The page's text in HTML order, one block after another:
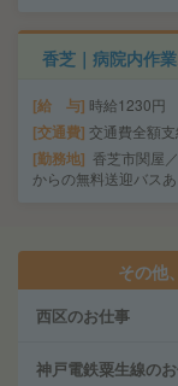
香芝｜病院内作
給 与 時給1230円
交通費 交通費全額
勤務地 香芝市関屋
からの無料送迎バス
その他
西区のお仕事
神戸電鉄粟生線の